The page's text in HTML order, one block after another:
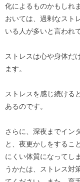
化によるものかもしれ
おいては、過剰なスト
いる人が多いと言われ
ストレスは心や身体だ
ます。
ストレスを感じ続ける
あるのです。
さらに、深夜までイン
と、夜更かしをするこ
にくい体質になってし
うかたは、ストレス対